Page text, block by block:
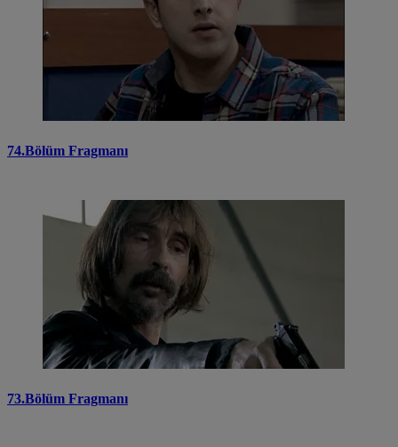
74.Bölüm Fragmanı
73.Bölüm Fragmanı